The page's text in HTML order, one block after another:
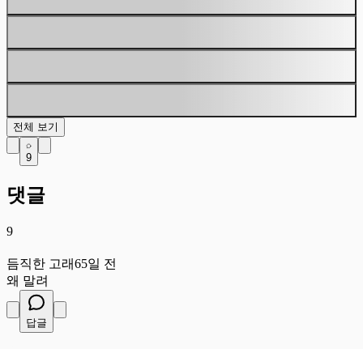
전체 보기
9
댓글
9
듬직한 고래65일 전
왜 말려
답글